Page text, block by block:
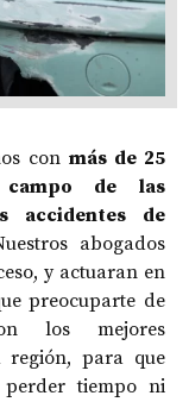
con más de 25
de las
accidentes de
abogados
y actuaran en
preocuparte de
los mejores
región, para que
tiempo ni